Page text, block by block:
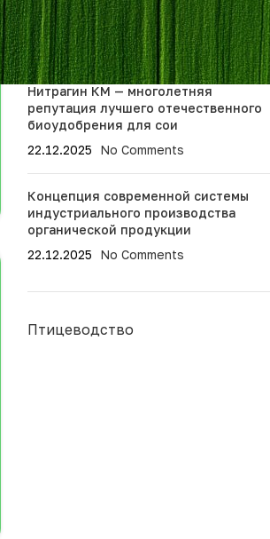
Бацитокс -2.0 – сорбент и пробиотик
22.12.2025 No Comments
Нитрагин КМ — многолетняя
репутация лучшего отечественного
биоудобрения для сои
22.12.2025
No Comments
Концепция современной системы
индустриального производства
органической продукции
22.12.2025
No Comments
Птицеводство